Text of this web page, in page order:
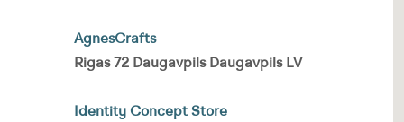
AgnesCrafts
Rigas 72 Daugavpils Daugavpils LV
Identity Concept Store